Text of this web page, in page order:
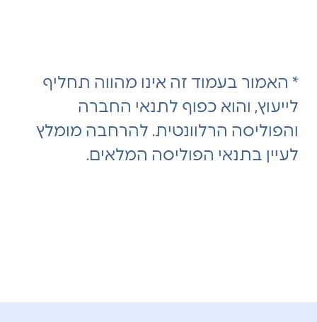
* האמור בעמוד זה אינו מהווה תחליף
לייעוץ, והוא כפוף לתנאי החברה
והפוליסה הרלוונטית. להרחבה מומלץ
לעיין בתנאי הפוליסה המלאים.